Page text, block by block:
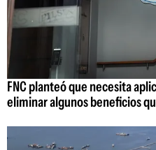
FNC planteó que necesita
eliminar algunos beneficios